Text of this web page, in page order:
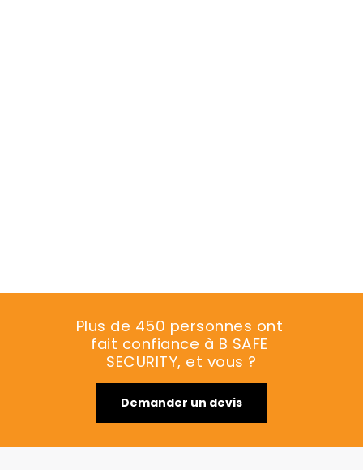
Plus de 450 personnes ont
fait confiance à B SAFE
SECURITY, et vous ?
Demander un devis